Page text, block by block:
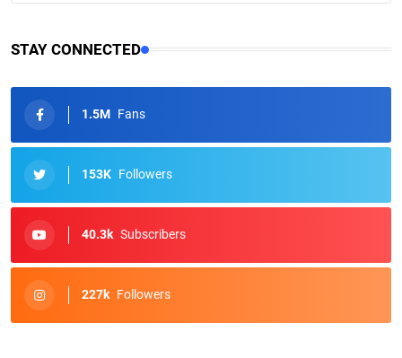
STAY CONNECTED
1.5M Fans
153K Followers
40.3k Subscribers
227k Followers